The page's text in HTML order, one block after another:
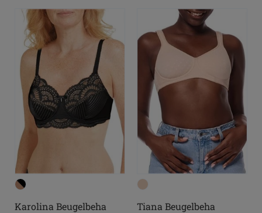
Karolina Beugelbeha Tiana Beugelbeha